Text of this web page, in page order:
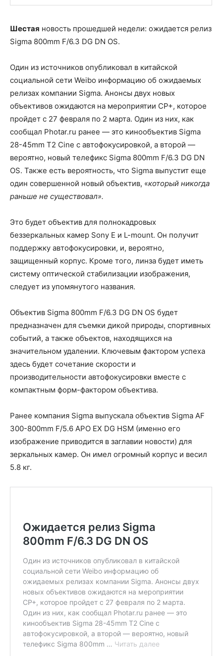
Шестая новость прошедшей недели: ожидается релиз
Sigma 800mm F/6.3 DG DN OS.
Один из источников опубликовал в китайской
социальной сети Weibo информацию об ожидаемых
релизах компании Sigma. Анонсы двух новых
объективов ожидаются на мероприятии CP+, которое
пройдет с 27 февраля по 2 марта. Один из них, как
сообщал Photar.ru ранее — это кинообъектив Sigma
28-45mm T2 Cine с автофокусировкой, а второй —
вероятно, новый телефикс Sigma 800mm F/6.3 DG DN
OS. Также есть вероятность, что Sigma выпустит еще
один совершенной новый объектив, «который никогда
раньше не существовал».
Это будет объектив для полнокадровых
беззеркальных камер Sony E и L-mount. Он получит
поддержку автофокусировки, и, вероятно,
защищенный корпус. Кроме того, линза будет иметь
систему оптической стабилизации изображения,
следует из упомянутого названия.
Объектив Sigma 800mm F/6.3 DG DN OS будет
предназначен для съемки дикой природы, спортивных
событий, а также объектов, находящихся на
значительном удалении. Ключевым фактором успеха
здесь будет сочетание скорости и
производительности автофокусировки вместе с
компактным форм-фактором объектива.
Ранее компания Sigma выпускала объектив Sigma AF
300-800mm F/5.6 APO EX DG HSM (именно его
изображение приводится в заглавии новости) для
зеркальных камер. Он имел огромный корпус и весил
5.8 кг.